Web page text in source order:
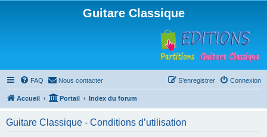
Guitare Classique
FAQ Nous contacter Connexion
S’enregistrer
Accueil Portail Index du forum
Guitare Classique - Conditions d’utilisation